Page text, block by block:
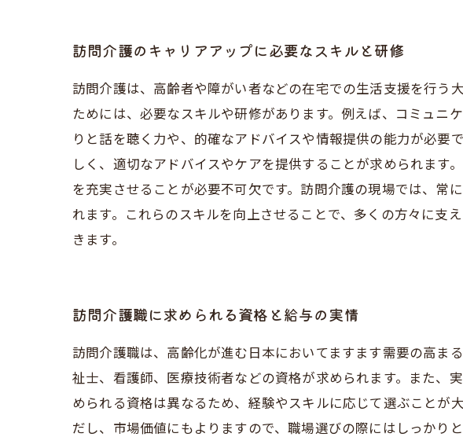
訪問介護のキャリアアップに必要なスキルと研修
訪問介護は、高齢者や障がい者などの在宅での生活支援を行う
ためには、必要なスキルや研修があります。例えば、コミュニ
りと話を聴く力や、的確なアドバイスや情報提供の能力が必要
しく、適切なアドバイスやケアを提供することが求められま
を充実させることが必要不可欠です。訪問介護の現場では、常
れます。これらのスキルを向上させることで、多くの方々に支
きます。
訪問介護職に求められる資格と給与の実情
訪問介護職は、高齢化が進む日本においてますます需要の高ま
祉士、看護師、医療技術者などの資格が求められます。また、
められる資格は異なるため、経験やスキルに応じて選ぶことが
だし、市場価値にもよりますので、職場選びの際にはしっかり